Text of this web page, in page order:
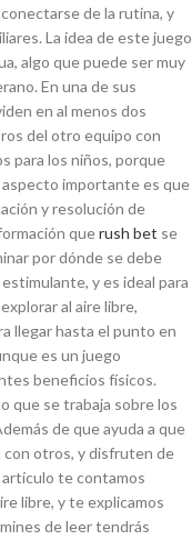
de la rutina, y
La idea de este juego
algo que puede ser muy
En una de sus
en al menos dos
del otro equipo con
para los niños, porque
importante es que
y resolución de
querush bet se
por dónde se debe
y es ideal para
al aire libre,
llegar hasta el punto en
es un juego
beneficios físicos.
que se trabaja sobre los
de que ayuda a que
con otros, y disfruten de
artículo te contamos
libre, y te explicamos
de leer tendrás